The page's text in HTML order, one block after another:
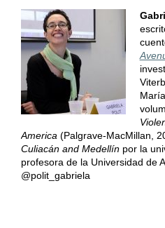
America (Palgrave-MacMillan,
Culiacán and Medellínpor la
profesora de la Universidad de
@polit_gabriela